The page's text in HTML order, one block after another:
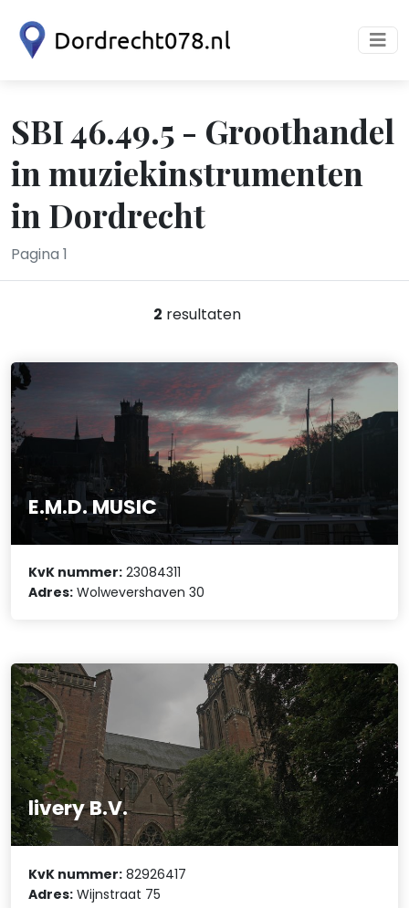
SBI 46.49.5 - Groothandel
in muziekinstrumenten
in Dordrecht
Pagina 1
2 resultaten
E.M.D. MUSIC
KvK nummer: 23084311
Adres: Wolwevershaven 30
livery B.V.
KvK nummer: 82926417
Adres: Wijnstraat 75